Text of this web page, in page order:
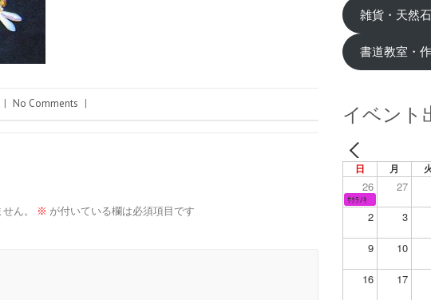
| No Comments |
ん。 ※ が付いている欄は必須項目です
雑貨・天然
書道教室・
イベント
日 月
26 27
ｻｸﾗﾉｷ
2 3
9 10
16 17